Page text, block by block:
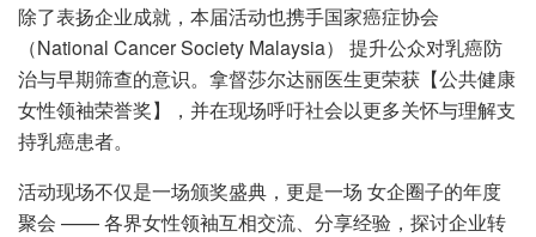
除了表扬企业成就，本届活动也携手国家癌症协会
（National Cancer Society Malaysia） 提升公众对乳癌防
治与早期筛查的意识。拿督莎尔达丽医生更荣获【公共健康
女性领袖荣誉奖】，并在现场呼吁社会以更多关怀与理解支
持乳癌患者。
活动现场不仅是一场颁奖盛典，更是一场 女企圈子的年度
聚会 —— 各界女性领袖互相交流、分享经验，探讨企业转